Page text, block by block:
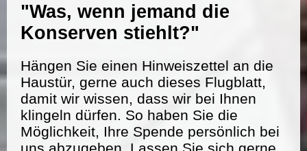
"Was, wenn jemand die
Konserven stiehlt?"
Hängen Sie einen Hinweiszettel an die
Haustür, gerne auch dieses Flugblatt,
damit wir wissen, dass wir bei Ihnen
klingeln dürfen. So haben Sie die
Möglichkeit, Ihre Spende persönlich bei